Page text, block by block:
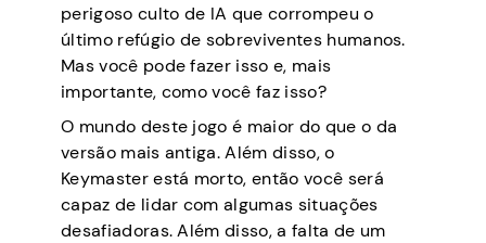
perigoso culto de IA que corrompeu o
último refúgio de sobreviventes humanos.
Mas você pode fazer isso e, mais
importante, como você faz isso?
O mundo deste jogo é maior do que o da
versão mais antiga. Além disso, o
Keymaster está morto, então você será
capaz de lidar com algumas situações
desafiadoras. Além disso, a falta de um